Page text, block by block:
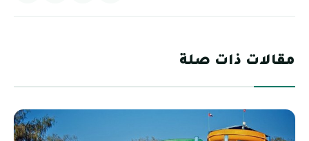
مقالات ذات صلة